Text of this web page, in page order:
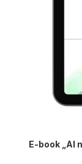
E-book „AI